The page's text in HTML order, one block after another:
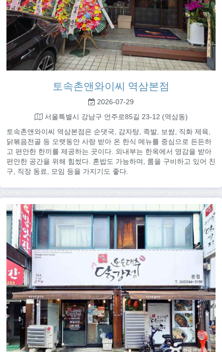
토속촌앤와이씨 역삼본점
2026-07-29
서울특별시 강남구 언주로85길 23-12 (역삼동)
토속촌앤와이씨 역삼본점은 순댓국, 감자탕, 족발, 보쌈, 직화 제육,
닭볶음전골 등 오랫동안 사랑 받아 온 한식 메뉴를 중심으로 든든하
고 편안한 한끼를 제공하는 곳이다. 외내부는 한옥에서 영감을 받아
편안한 공간을 위해 힘썼다. 혼밥도 가능하며, 룸을 구비하고 있어 친
구, 직장 동료, 모임 등을 가지기도 좋다.